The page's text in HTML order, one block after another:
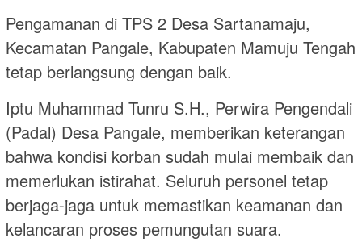
Pengamanan di TPS 2 Desa Sartanamaju,
Kecamatan Pangale, Kabupaten Mamuju Tengah
tetap berlangsung dengan baik.
Iptu Muhammad Tunru S.H., Perwira Pengendali
(Padal) Desa Pangale, memberikan keterangan
bahwa kondisi korban sudah mulai membaik dan
memerlukan istirahat. Seluruh personel tetap
berjaga-jaga untuk memastikan keamanan dan
kelancaran proses pemungutan suara.